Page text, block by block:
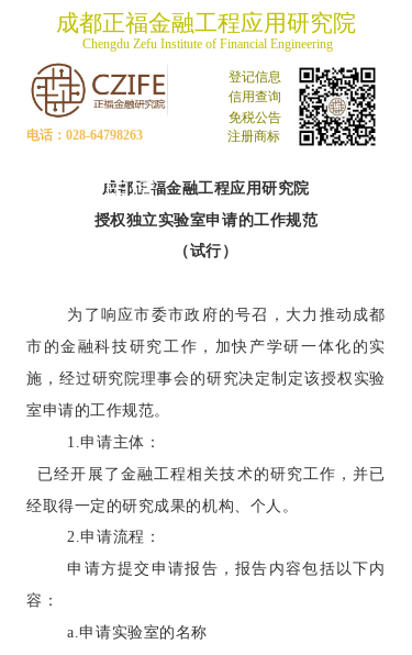
登记信息
信用查询
免税公告
注册商标
Chengdu Zefu Institute of Financial Engineering
成都正福金融工程应用研究院
电话：028-64798263
实验室申请成都正福金融工程应用研究院
授权独立实验室申请的工作规范
（试行）
为了响应市委市政府的号召，大力推动成都
市的金融科技研究工作，加快产学研一体化的实
施，经过研究院理事会的研究决定制定该授权实验
室申请的工作规范。
1.申请主体：
已经开展了金融工程相关技术的研究工作，并已
经取得一定的研究成果的机构、个人。
2.申请流程：
申请方提交申请报告，报告内容包括以下内
容：
a.申请实验室的名称